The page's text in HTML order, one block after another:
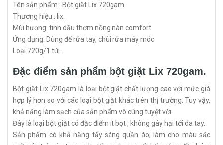
Tên sản phẩm : Bột giặt Lix 720gam.
Thương hiệu : lix.
Mùi hương: tinh dầu thơm nồng nàn comfort
Ứng dụng: Dùng để rửa tay, chùi rửa máy móc
Loại 720g/1 túi.
Đặc điểm sản phẩm bột giặt Lix 720gam.
Bột giặt Lix 720gam là loại bột giặt chất lượng cao với mức giá
hợp lý hơn so với các loại bột giặt khác trên thị trường. Tuy vậy,
khả năng làm sạch của sản phẩm vô cùng tuyệt vời.
Đây là loại bột giặt có đặc điểm ít bọt , không gây hại tới da tay.
Sản phẩm có khả năng tẩy sáng quần áo, làm cho màu sắc